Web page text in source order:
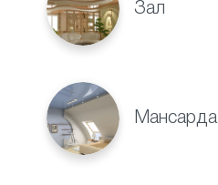
Зал
Мансарда